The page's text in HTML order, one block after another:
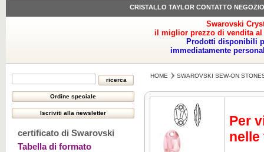
CRISTALLO TAYLOR CONTATTO NEGOZIO
Swarovski
il miglior prezzo di vendita
Prodotti disponibili
immediatamente
certificato di Swarovski
Tabella di formato
HOME SWAROVSKI SEW-ON
Per
nelle